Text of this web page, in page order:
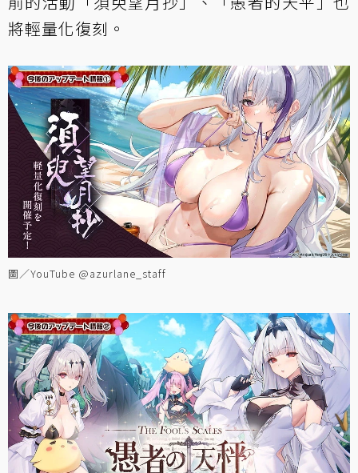
將輕量化復刻。
圖／YouTube @azurlane_staff